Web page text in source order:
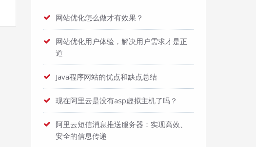
网站优化怎么做才有效果？
网站优化用户体验，解决用户需求才是正
道
Java程序网站的优点和缺点总结
现在阿里云是没有asp虚拟主机了吗？
阿里云短信消息推送服务器：实现高效、
安全的信息传递